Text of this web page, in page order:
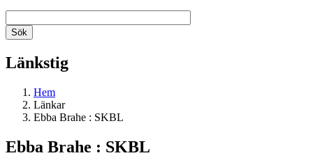
Länkstig
Hem
Länkar
Ebba Brahe : SKBL
Ebba Brahe : SKBL